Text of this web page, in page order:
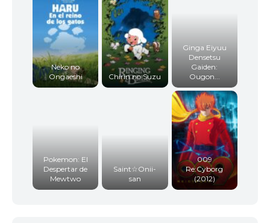
Neko no
Ongaeshi
Chirin no Suzu
Ginga Eiyuu
Densetsu
Gaiden:
Ougon...
Pokemon: El
Despertar de
Mewtwo
Saint☆Onii-
san
009
Re:Cyborg
(2012)